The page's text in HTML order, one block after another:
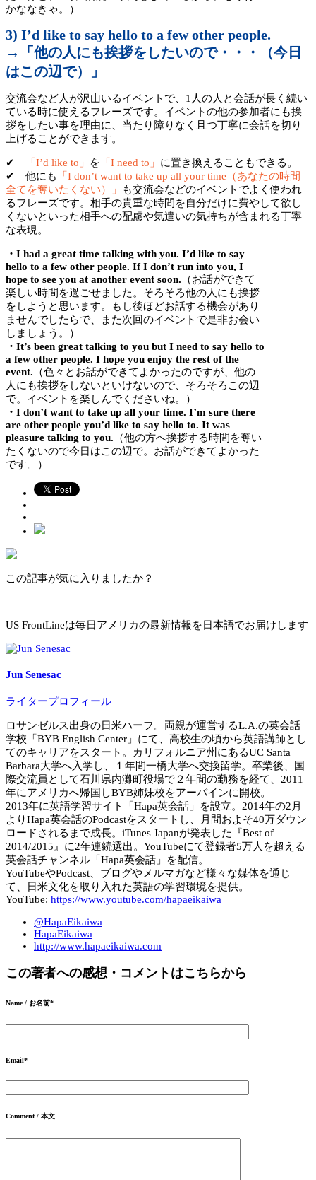
かななきゃ。）
3) I’d like to say hello to a few other people.
→「他の人にも挨拶をしたいので・・・（今日
はこの辺で）」
交流会など人が沢山いるイベントで、1人の人と会話が長く続い
ている時に使えるフレーズです。イベントの他の参加者にも挨
拶をしたい事を理由に、当たり障りなく且つ丁寧に会話を切り
上げることができます。
✔ 「I’d like to」 を 「I need to」 に置き換えることもできる。
✔ 他にも
「I don’t want to take up all your time（あなたの時間
全てを奪いたくない）」
も交流会などのイベントでよく使われ
るフレーズです。相手の貴重な時間を自分だけに費やして欲し
くないといった相手への配慮や気遣いの気持ちが含まれる丁寧
な表現。
・I had a great time talking with you. I’d like to say
hello to a few other people. If I don’t run into you, I
hope to see you at another event soon. （お話ができて
楽しい時間を過ごせました。そろそろ他の人にも挨拶
をしようと思います。もし後ほどお話する機会があり
ませんでしたらで、また次回のイベントで是非お会い
しましょう。）
・It’s been great talking to you but I need to say hello to
a few other people. I hope you enjoy the rest of the
event. （色々とお話ができてよかったのですが、他の
人にも挨拶をしないといけないので、そろそろこの辺
で。イベントを楽しんでくださいね。）
・I don’t want to take up all your time. I’m sure there
are other people you’d like to say hello to. It was
pleasure talking to you. （他の方へ挨拶する時間を奪い
たくないので今日はこの辺で。お話ができてよかった
です。）
この記事が気に入りましたか？
US FrontLineは毎日アメリカの最新情報を日本語でお届けします
Jun Senesac
ライタープロフィール
ロサンゼルス出身の日米ハーフ。両親が運営するL.A.の英会話
学校「BYB English Center」にて、高校生の頃から英語講師とし
てのキャリアをスタート。カリフォルニア州にあるUC Santa
Barbara大学へ入学し、１年間一橋大学へ交換留学。卒業後、国
際交流員として石川県内灘町役場で２年間の勤務を経て、2011
年にアメリカへ帰国しBYB姉妹校をアーバインに開校。
2013年に英語学習サイト「Hapa英会話」を設立。2014年の2月
よりHapa英会話のPodcastをスタートし、月間およそ40万ダウン
ロードされるまで成長。iTunes Japanが発表した『Best of
2014/2015』に2年連続選出。YouTubeにて登録者5万人を超える
英会話チャンネル「Hapa英会話」を配信。
YouTubeやPodcast、ブログやメルマガなど様々な媒体を通じ
て、日米文化を取り入れた英語の学習環境を提供。
YouTube: https://www.youtube.com/hapaeikaiwa
@HapaEikaiwa
HapaEikaiwa
http://www.hapaeikaiwa.com
この著者への感想・コメントはこちらから
Name / お名前*
Email*
Comment / 本文